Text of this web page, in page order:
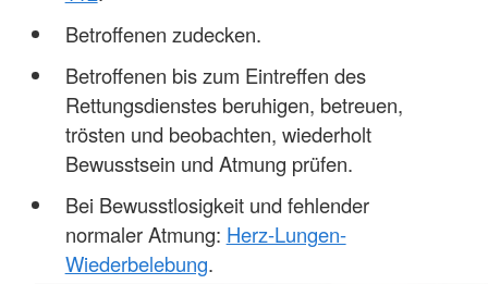
Betroffenen zudecken.
Betroffenen bis zum Eintreffen des
Rettungsdienstes beruhigen, betreuen,
trösten und beobachten, wiederholt
Bewusstsein und Atmung prüfen.
Bei Bewusstlosigkeit und fehlender
normaler Atmung: Herz-Lungen-
Wiederbelebung.